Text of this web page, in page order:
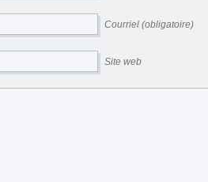
Courriel (obligatoire)
Site web